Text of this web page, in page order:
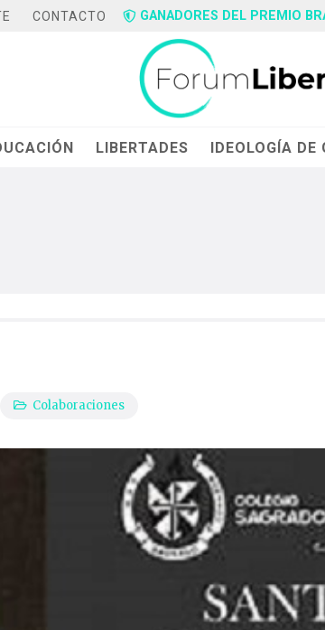
CONTACTO GANADORES DEL PREMIO
LIBERTADES IDEOLOGÍA DE
Colaboraciones